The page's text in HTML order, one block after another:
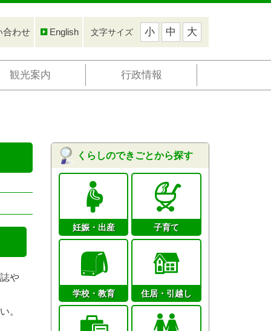
合わせ English 文字サイズ 小 中 大
観光案内 行政情報
や
。
くらしのできごとから探す
妊娠・出産 子育て
学校・教育 住居・引越し